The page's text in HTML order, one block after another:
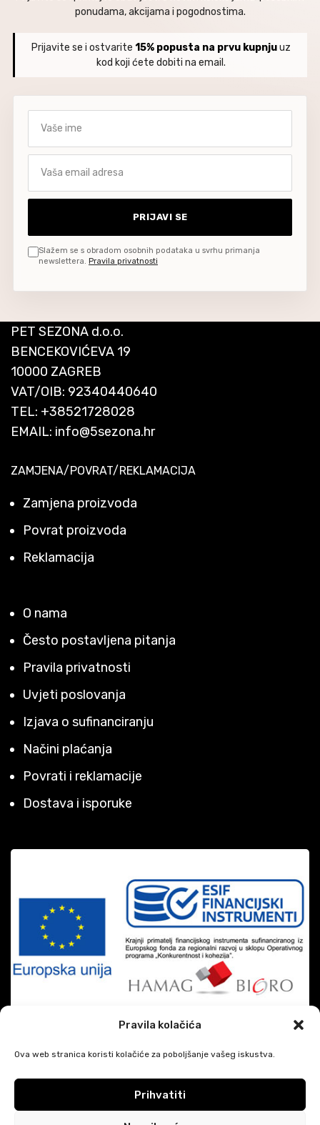
Pravila kolačića
Ova web stranica koristi kolačiće za poboljšanje vašeg iskustva.
Prihvatiti
ponudama, akcijama i pogodnostima.
Prijavite se i ostvarite 15% popusta na prvu kupnjuuz
kod koji ćete dobiti na email.
PRIJAVI SE
Slažem se s obradom osobnih podataka u svrhu primanja
newslettera. Pravila privatnosti
PET SEZONA d.o.o.
BENCEKOVIĆEVA 19
10000 ZAGREB
VAT/OIB: 92340440640
TEL: +38521728028
EMAIL: info@5sezona.hr
ZAMJENA/POVRAT/REKLAMACIJA
Zamjena proizvoda
Povrat proizvoda
Reklamacija
O nama
Često postavljena pitanja
Pravila privatnosti
Uvjeti poslovanja
Izjava o sufinanciranju
Načini plaćanja
Povrati i reklamacije
Dostava i isporuke